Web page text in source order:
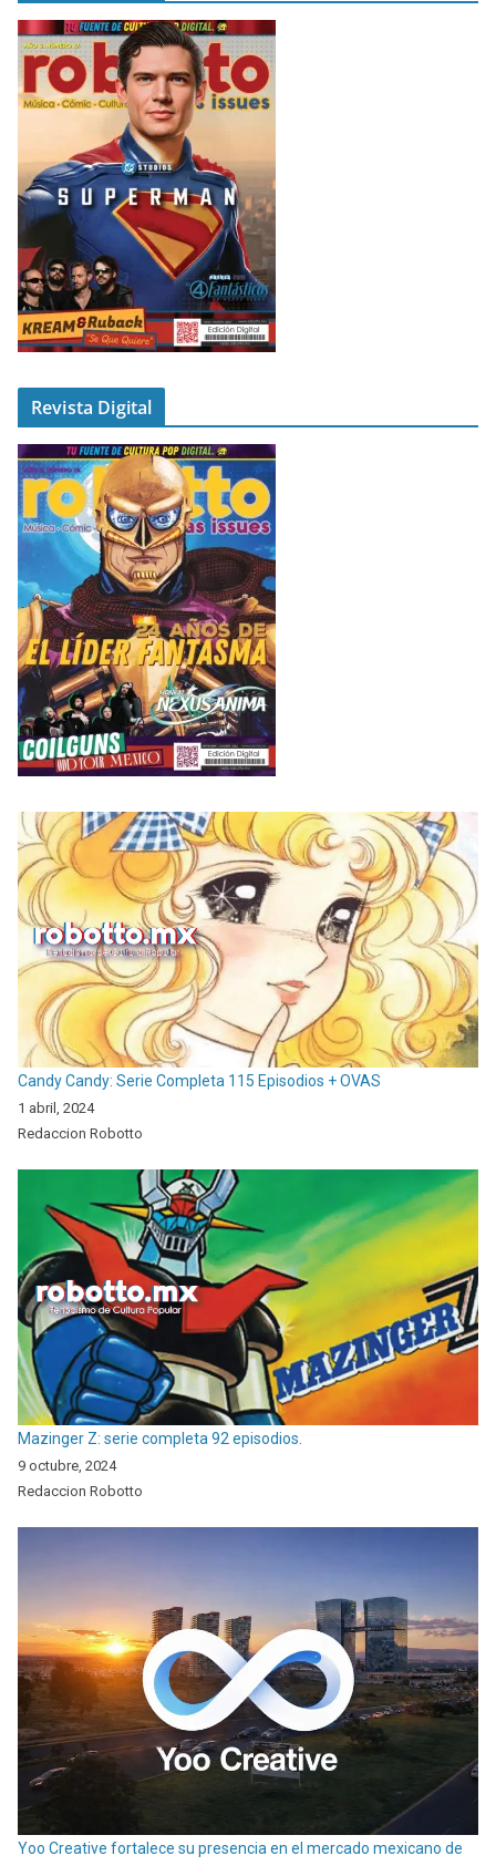
Revista Digital
Candy Candy: Serie Completa 115 Episodios + OVAS
1 abril, 2024
Redaccion Robotto
Mazinger Z: serie completa 92 episodios.
9 octubre, 2024
Redaccion Robotto
Yoo Creative fortalece su presencia en el mercado mexicano de